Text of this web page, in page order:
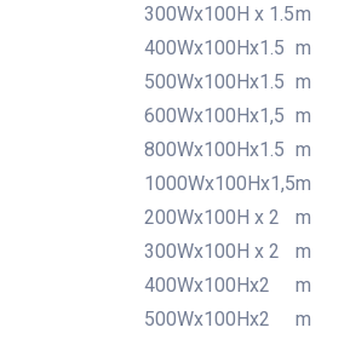
300Wx100H x 1.5m
400Wx100Hx1.5 m
500Wx100Hx1.5 m
600Wx100Hx1,5 m
800Wx100Hx1.5 m
1000Wx100Hx1,5m
200Wx100H x 2
m
300Wx100H x 2
m
400Wx100Hx2
m
500Wx100Hx2
m